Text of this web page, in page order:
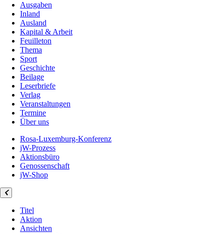
Ausgaben
Inland
Ausland
Kapital & Arbeit
Feuilleton
Thema
Sport
Geschichte
Beilage
Leserbriefe
Verlag
Veranstaltungen
Termine
Über uns
Rosa-Luxemburg-Konferenz
jW-Prozess
Aktionsbüro
Genossenschaft
jW-Shop
Titel
Aktion
Ansichten